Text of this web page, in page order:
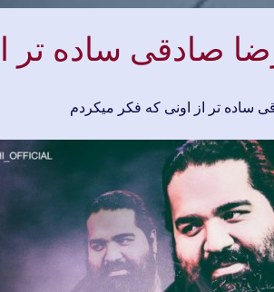
صادقی ساده تر
ساده تر از اونی که فکر میکردم